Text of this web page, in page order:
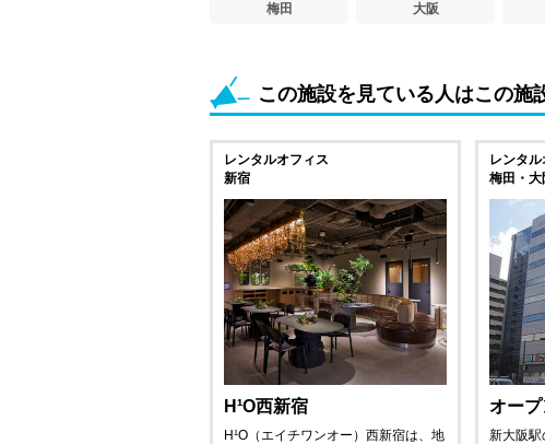
梅田 大阪
この施設を見ている人はこの施
レンタルオフィス
新宿
H¹O西新宿
H¹O（エイチワンオー）西新宿は、地
レンタル
梅田・大
オー
新大阪駅